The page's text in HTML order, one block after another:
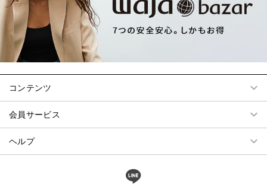
コンテンツ
会員サービス
ヘルプ